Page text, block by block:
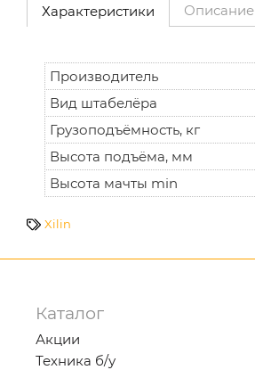
Характеристики Описание
Производитель
Вид штабелёра
Грузоподъёмность, кг
Высота подъёма, мм
Высота мачты min
Xilin
Каталог
Акции
Техника б/у